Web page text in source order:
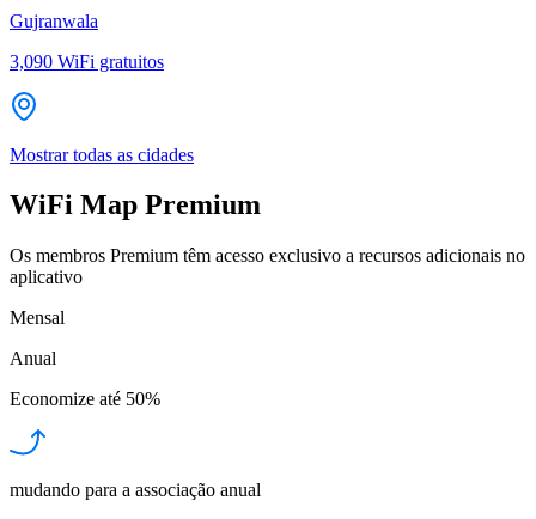
Gujranwala
3,090 WiFi gratuitos
Mostrar todas as cidades
WiFi Map Premium
Os membros Premium têm acesso exclusivo a recursos adicionais no
aplicativo
Mensal
Anual
Economize até 50%
mudando para a associação anual